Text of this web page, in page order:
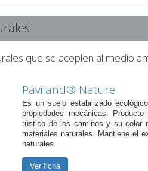
que se acoplen al medio
Paviland® Nature
Es un suelo estabilizado
propiedades mecánicas.
rústico de los caminos y su color
materiales naturales. Mantiene el
naturales.
Ver ficha